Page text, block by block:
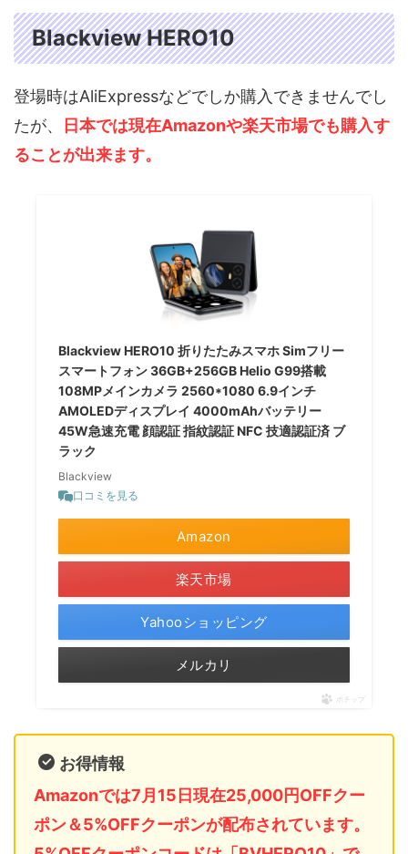
Blackview HERO10
登場時はAliExpressなどでしか購入できませんでし
たが、
日本では現在Amazonや楽天市場でも購入す
ることが出来ます。
Blackview HERO10 折りたたみスマホ Simフリー
スマートフォン 36GB+256GB Helio G99搭載
108MPメインカメラ 2560*1080 6.9インチ
AMOLEDディスプレイ 4000mAhバッテリー
45W急速充電 顔認証 指紋認証 NFC 技適認証済 ブ
ラック
Blackview
口コミを見る
Amazon
楽天市場
Yahooショッピング
メルカリ
ポチップ
お得情報
Amazonでは7月15日現在25,000円OFFクー
ポン＆5%OFFクーポンが配布されています。